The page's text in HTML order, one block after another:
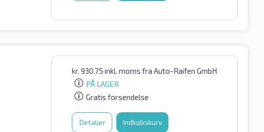
kr. 930.75 inkl. moms fra Auto-Raifen GmbH
PÅ LAGER
Gratis forsendelse
Detaljer Indkøbskurv